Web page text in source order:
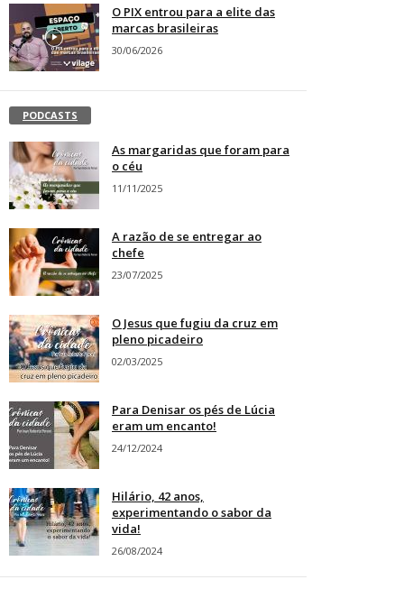
O PIX entrou para a elite das
marcas brasileiras
30/06/2026
PODCASTS
As margaridas que foram para
o céu
11/11/2025
A razão de se entregar ao
chefe
23/07/2025
O Jesus que fugiu da cruz em
pleno picadeiro
02/03/2025
Para Denisar os pés de Lúcia
eram um encanto!
24/12/2024
Hilário, 42 anos,
experimentando o sabor da
vida!
26/08/2024